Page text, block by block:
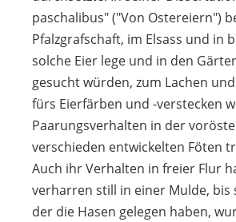
paschalibus" ("Von Ostereiern")
Pfalzgrafschaft, im Elsass und in
solche Eier lege und in den
gesucht würden, zum Lachen
fürs Eierfärben und -verstecken
Paarungsverhalten in der
verschieden entwickelten Föten
Auch ihr Verhalten in freier Flur
verharren still in einer Mulde, bis
der die Hasen gelegen haben,